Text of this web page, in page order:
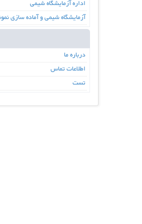
اداره آزمایشگاه شیمی
آزمایشگاه شیمی و آماده سازی
درباره ما
اطلاعات تماس
تست